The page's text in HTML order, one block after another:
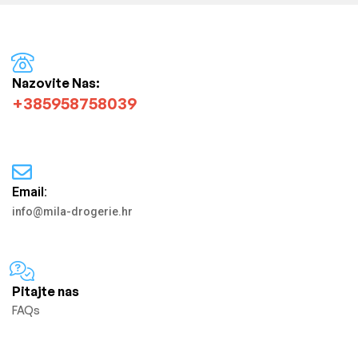
Nazovite Nas:
+385958758039
Email:
info@mila-drogerie.hr
Pitajte nas
FAQs